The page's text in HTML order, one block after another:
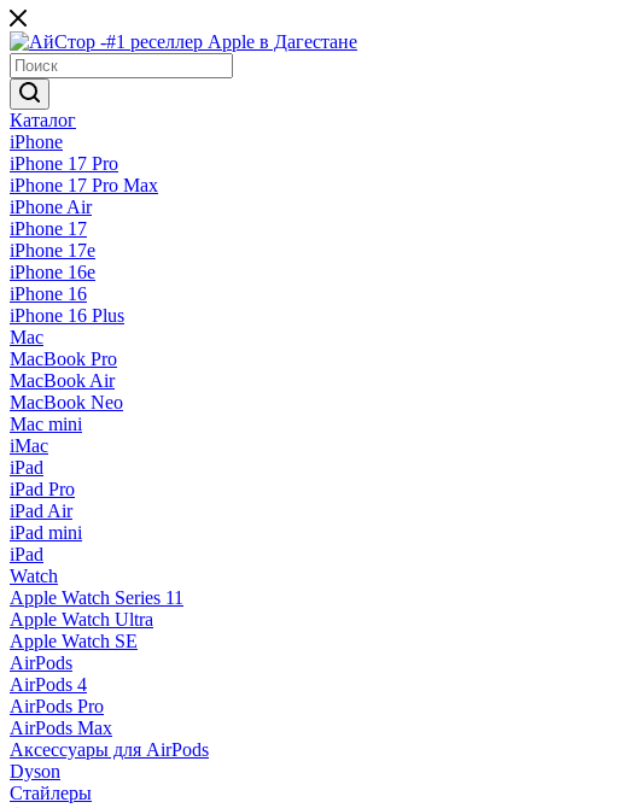
Каталог
iPhone
iPhone 17 Pro
iPhone 17 Pro Max
iPhone Air
iPhone 17
iPhone 17e
iPhone 16e
iPhone 16
iPhone 16 Plus
Mac
MacBook Pro
MacBook Air
MacBook Neo
Mac mini
iMac
iPad
iPad Pro
iPad Air
iPad mini
iPad
Watch
Apple Watch Series 11
Apple Watch Ultra
Apple Watch SE
AirPods
AirPods 4
AirPods Pro
AirPods Max
Аксессуары для AirPods
Dyson
Стайлеры